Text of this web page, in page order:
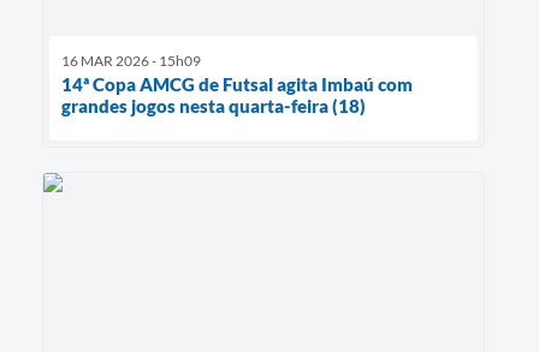
16 MAR 2026 - 15h09
14ª Copa AMCG de Futsal agita Imbaú com
grandes jogos nesta quarta-feira (18)